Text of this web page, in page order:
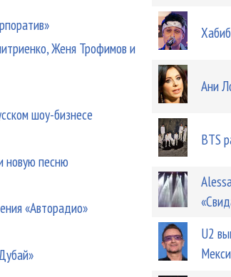
Женя Трофимов и
шоу-бизнесе
новую песню
«Авторадио»
Ани
BTS
U2